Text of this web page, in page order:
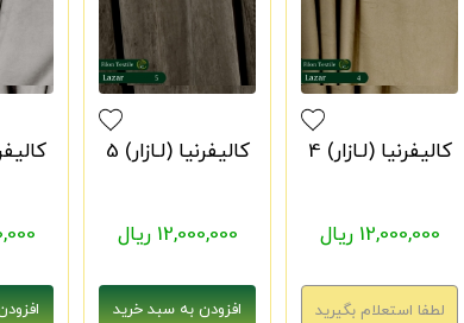
کالیفرنیا (لـازار) 4
12,000,000 ریال
کالیفرنیا (لـازار) 5
12,000,000 ریال